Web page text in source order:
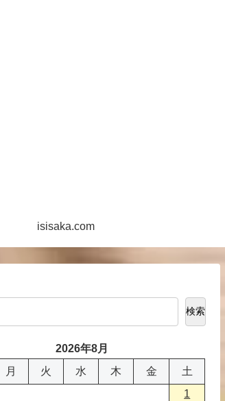
isisaka.com
検索
2026年8月
月 火 水 木 金
土
1